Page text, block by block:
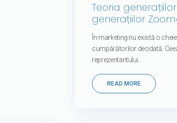
Teoria
generațiilor
În marketing nu există o
cumpărătorilor deodată.
reprezentantului...
READ MORE